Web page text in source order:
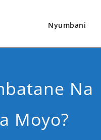
Nyumbani
Na
Moyo?